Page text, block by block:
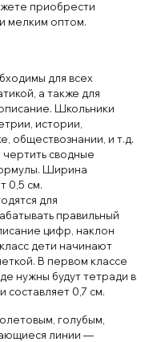
приобрести
мелким оптом.
для всех
а также для
Школьники
истории,
обществознании, и т.д.
чертить сводные
Ширина
0,5 см.
для
правильный
цифр, наклон
дети начинают
В первом классе
нужны будут тетради в
составляет 0,7 см.
голубым,
линии —